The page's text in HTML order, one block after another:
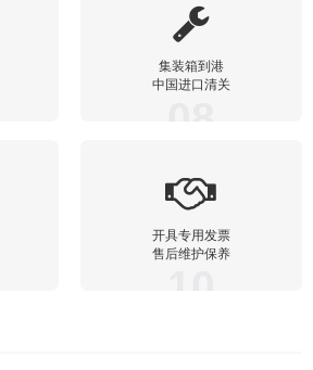
集装箱到港
中国进口清关
开具专用发票
售后维护保养